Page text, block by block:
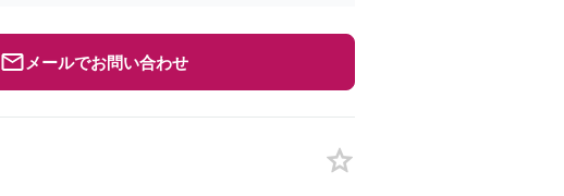
メールでお問い合わせ